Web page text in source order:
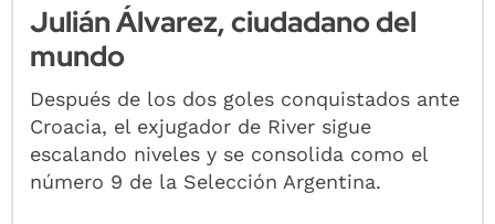
Julián Álvarez, ciudadano del
mundo
Después de los dos goles conquistados ante
Croacia, el exjugador de River sigue
escalando niveles y se consolida como el
número 9 de la Selección Argentina.